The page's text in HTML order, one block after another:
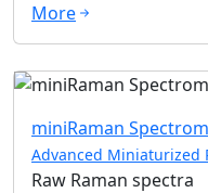
More
miniRaman
Advanced Miniaturized
Raw Raman spectra